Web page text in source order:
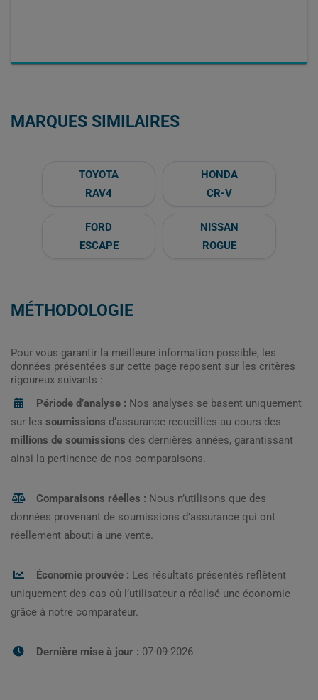
MARQUES SIMILAIRES
TOYOTA
RAV4
HONDA
CR-V
FORD
ESCAPE
NISSAN
ROGUE
MÉTHODOLOGIE
Pour vous garantir la meilleure information possible, les
données présentées sur cette page reposent sur les critères
rigoureux suivants :
Période d’analyse : Nos analyses se basent uniquement
sur les soumissions d’assurance recueillies au cours des
millions de soumissions des dernières années, garantissant
ainsi la pertinence de nos comparaisons.
Comparaisons réelles : Nous n’utilisons que des
données provenant de soumissions d’assurance qui ont
réellement abouti à une vente.
Économie prouvée : Les résultats présentés reflètent
uniquement des cas où l’utilisateur a réalisé une économie
grâce à notre comparateur.
Dernière mise à jour : 07-09-2026